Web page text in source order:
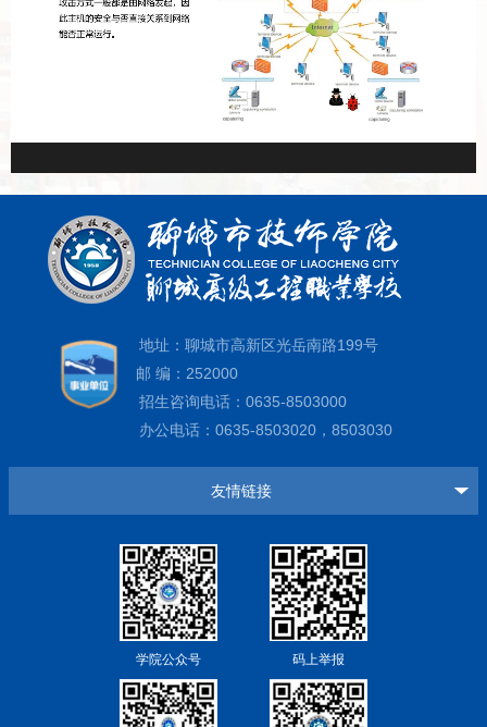
地址：聊城市高新区光岳南路199号
邮 编：252000
招生咨询电话：0635-8503000
办公电话：0635-8503020，8503030
友情链接
学院公众号 码上举报